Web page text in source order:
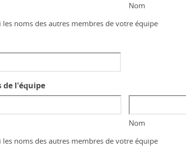
Nom
les noms des autres membres de votre équipe
de l'équipe
Nom
les noms des autres membres de votre équipe